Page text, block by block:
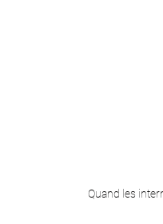
Quand les